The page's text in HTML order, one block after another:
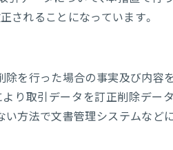
されることになっています。
を行った場合の事実及び内容
り取引データを訂正削除デー
い方法で文書管理システムなど